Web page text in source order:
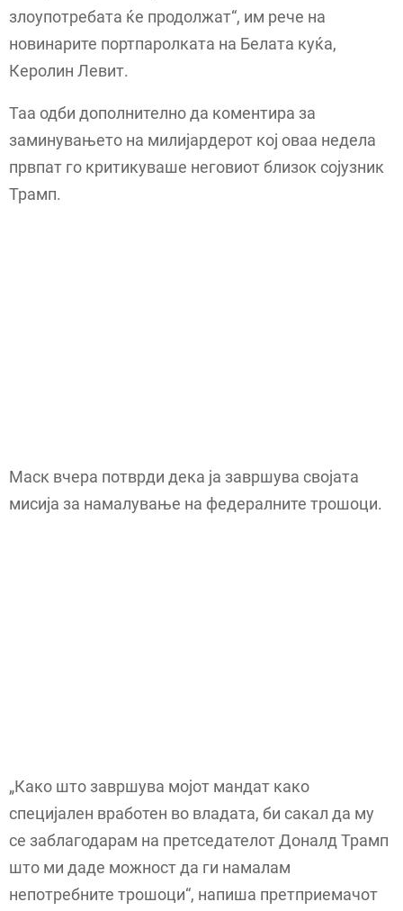
злоупотребата ќе продолжат“, им рече на
новинарите портпаролката на Белата куќа,
Керолин Левит.
Таа одби дополнително да коментира за
заминувањето на милијардерот кој оваа недела
првпат го критикуваше неговиот близок сојузник
Трамп.
Маск вчера потврди дека ја завршува својата
мисија за намалување на федералните трошоци.
„Како што завршува мојот мандат како
специјален вработен во владата, би сакал да му
се заблагодарам на претседателот Доналд Трамп
што ми даде можност да ги намалам
непотребните трошоци“, напиша претприемачот